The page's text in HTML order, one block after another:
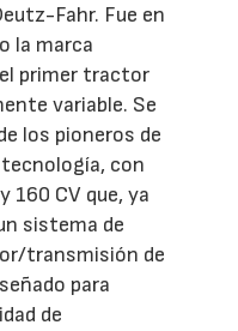
Fahr. Fue en
la marca
primer tractor
variable. Se
los pioneros de
con
160 CV que, ya
sistema de
transmisión de
para
de